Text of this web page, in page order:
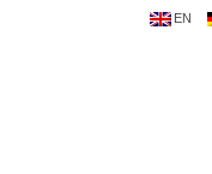
EN